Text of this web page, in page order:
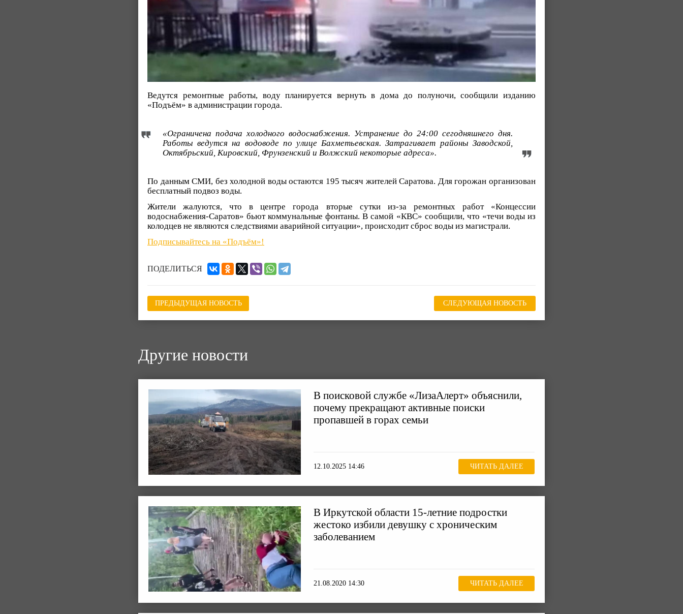
Ведутся ремонтные работы, воду планируется вернуть в дома до полуночи, сообщили изданию
«Подъём» в администрации города.
«Ограничена подача холодного водоснабжения. Устранение до 24:00 сегодняшнего дня.
Работы ведутся на водоводе по улице Бахметьевская. Затрагивает районы Заводской,
Октябрьский, Кировский, Фрунзенский и Волжский некоторые адреса».
По данным СМИ, без холодной воды остаются 195 тысяч жителей Саратова. Для горожан организован
бесплатный подвоз воды.
Жители жалуются, что в центре города вторые сутки из-за ремонтных работ «Концессии
водоснабжения-Саратов» бьют коммунальные фонтаны. В самой «КВС» сообщили, что «течи воды из
колодцев не являются следствиями аварийной ситуации», происходит сброс воды из магистрали.
Подписывайтесь на «Подъём»!
ПОДЕЛИТЬСЯ
ПРЕДЫДУЩАЯ НОВОСТЬ СЛЕДУЮЩАЯ НОВОСТЬ
Другие новости
В поисковой службе «ЛизаАлерт» объяснили,
почему прекращают активные поиски
пропавшей в горах семьи
12.10.2025 14:46 ЧИТАТЬ ДАЛЕЕ
В Иркутской области 15-летние подростки
жестоко избили девушку с хроническим
заболеванием
21.08.2020 14:30 ЧИТАТЬ ДАЛЕЕ